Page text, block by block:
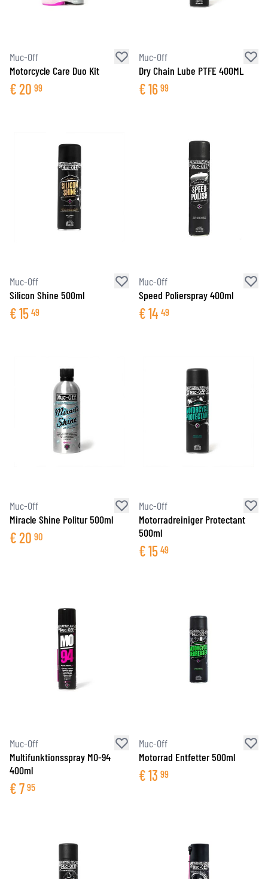
Muc-Off
Motorcycle Care Duo Kit
€20 99
Muc-Off
Dry Chain Lube PTFE 400ML
€16 99
Muc-Off
Silicon Shine 500ml
€15 49
Muc-Off
Speed Polierspray 400ml
€14 49
Muc-Off
Miracle Shine Politur 500ml
€20 90
Muc-Off
Motorradreiniger Protectant
500ml
€15 49
Muc-Off
Multifunktionsspray MO-94
400ml
€7 95
Muc-Off
Motorrad Entfetter 500ml
€13 99